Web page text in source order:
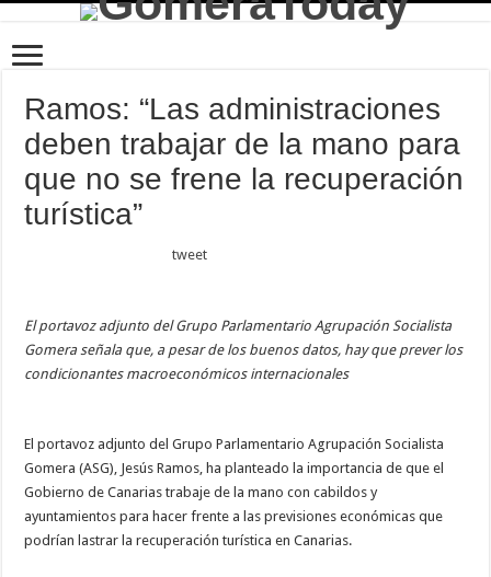
Ramos: “Las administraciones
deben trabajar de la mano para
que no se frene la recuperación
turística”
tweet
El portavoz adjunto del Grupo Parlamentario Agrupación Socialista
Gomera señala que, a pesar de los buenos datos, hay que prever los
condicionantes macroeconómicos internacionales
El portavoz adjunto del Grupo Parlamentario Agrupación Socialista
Gomera (ASG), Jesús Ramos, ha planteado la importancia de que el
Gobierno de Canarias trabaje de la mano con cabildos y
ayuntamientos para hacer frente a las previsiones económicas que
podrían lastrar la recuperación turística en Canarias.
Necesarias
Estas